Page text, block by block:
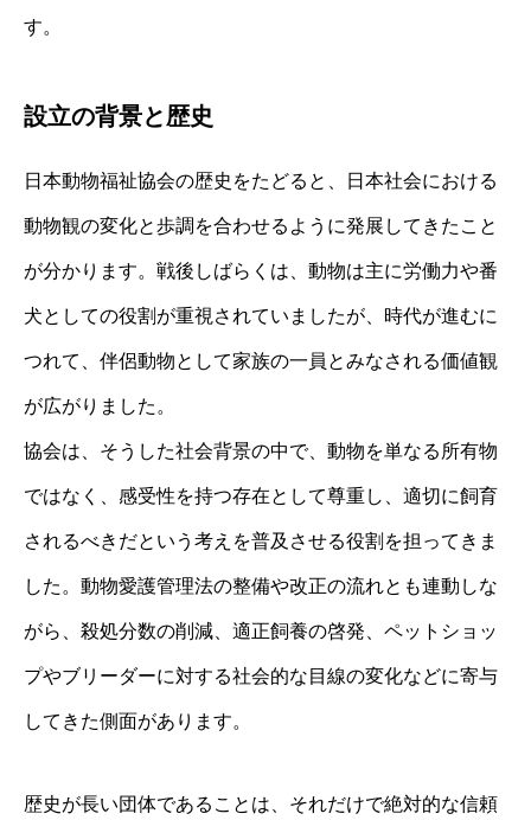
す。
設立の背景と歴史
日本動物福祉協会の歴史をたどると、日本社会における
動物観の変化と歩調を合わせるように発展してきたこと
が分かります。戦後しばらくは、動物は主に労働力や番
犬としての役割が重視されていましたが、時代が進むに
つれて、伴侶動物として家族の一員とみなされる価値観
が広がりました。
協会は、そうした社会背景の中で、動物を単なる所有物
ではなく、感受性を持つ存在として尊重し、適切に飼育
されるべきだという考えを普及させる役割を担ってきま
した。動物愛護管理法の整備や改正の流れとも連動しな
がら、殺処分数の削減、適正飼養の啓発、ペットショッ
プやブリーダーに対する社会的な目線の変化などに寄与
してきた側面があります。
歴史が長い団体であることは、それだけで絶対的な信頼